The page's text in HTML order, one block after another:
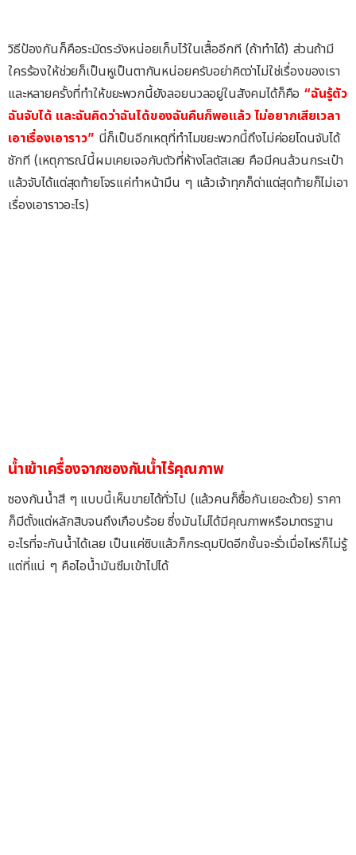
วิธีป้องกันก็คือระมัดระวังหน่อยเก็บไว้ในเสื้ออีกที (ถ้าทำได้) ส่วนถ้ามี
ใครร้องให้ช่วยก็เป็นหูเป็นตากันหน่อยครับอย่าคิดว่าไม่ใช่เรื่องของเรา
และหลายครั้งที่ทำให้ขยะพวกนี้ยังลอยนวลอยู่ในสังคมได้ก็คือ “ฉันรู้ตัว
ฉันจับได้ และฉันคิดว่าฉันได้ของฉันคืนก็พอแล้ว ไม่อยากเสียเวลา
เอาเรื่องเอาราว” นี่ก็เป็นอีกเหตุที่ทำไมขยะพวกนี้ถึงไม่ค่อยโดนจับได้
ซักที (เหตุการณ์นี้ผมเคยเจอกับตัวที่ห้างโลตัสเลย คือมีคนล้วนกระเป๋า
แล้วจับได้แต่สุดท้ายโจรแค่ทำหน้ามึน ๆ แล้วเจ้าทุกก็ด่าแต่สุดท้ายก็ไม่เอา
เรื่องเอาราวอะไร)
น้ำเข้าเครื่องจากซองกันน้ำไร้คุณภาพ
ซองกันน้ำสี ๆ แบบนี้เห็นขายได้ทั่วไป (แล้วคนก็ซื้อกันเยอะด้วย) ราคา
ก็มีตั้งแต่หลักสิบจนถึงเกือบร้อย ซึ่งมันไม่ได้มีคุณภาพหรือมาตรฐาน
อะไรที่จะกันน้ำได้เลย เป็นแค่ซิบแล้วก็กระดุมปิดอีกชั้นจะรั่วเมื่อไหร่ก็ไม่รู้
แต่ที่แน่ ๆ คือไอน้ำมันซึมเข้าไปได้